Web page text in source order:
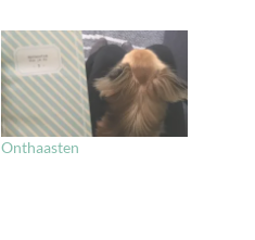
Onthaasten